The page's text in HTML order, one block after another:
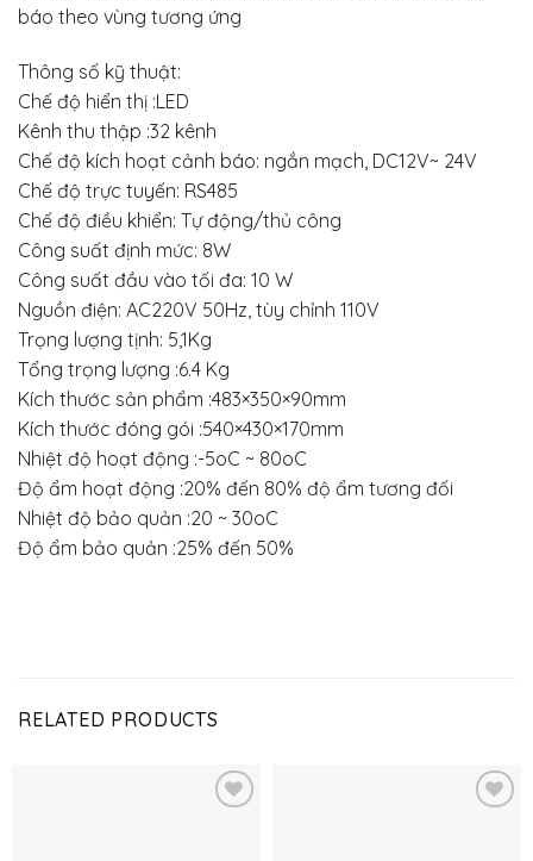
báo theo vùng tương ứng
Thông số kỹ thuật:
Chế độ hiển thị :LED
Kênh thu thập :32 kênh
Chế độ kích hoạt cảnh báo: ngắn mạch, DC12V~ 24V
Chế độ trực tuyến: RS485
Chế độ điều khiển: Tự động/thủ công
Công suất định mức: 8W
Công suất đầu vào tối đa: 10 W
Nguồn điện: AC220V 50Hz, tùy chỉnh 110V
Trọng lượng tịnh: 5,1Kg
Tổng trọng lượng :6.4 Kg
Kích thước sản phẩm :483×350×90mm
Kích thước đóng gói :540×430×170mm
Nhiệt độ hoạt động :-5oC ~ 80oC
Độ ẩm hoạt động :20% đến 80% độ ẩm tương đối
Nhiệt độ bảo quản :20 ~ 30oC
Độ ẩm bảo quản :25% đến 50%
RELATED PRODUCTS